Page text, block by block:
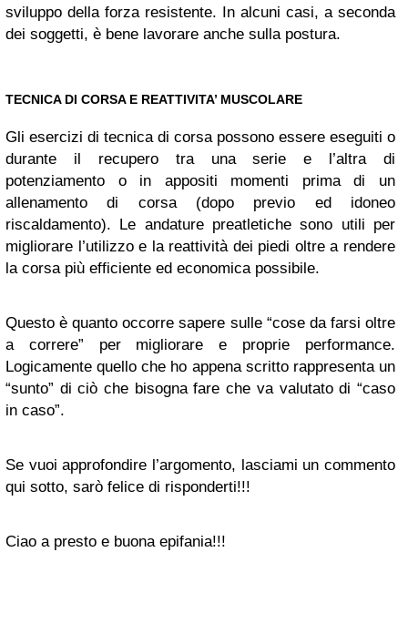
sviluppo della forza resistente. In alcuni casi, a seconda
dei soggetti, è bene lavorare anche sulla postura.
TECNICA DI CORSA E REATTIVITA’ MUSCOLARE
Gli esercizi di tecnica di corsa possono essere eseguiti o
durante il recupero tra una serie e l’altra di
potenziamento o in appositi momenti prima di un
allenamento di corsa (dopo previo ed idoneo
riscaldamento). Le andature preatletiche sono utili per
migliorare l’utilizzo e la reattività dei piedi oltre a rendere
la corsa più efficiente ed economica possibile.
Questo è quanto occorre sapere sulle “cose da farsi oltre
a correre” per migliorare e proprie performance.
Logicamente quello che ho appena scritto rappresenta un
“sunto” di ciò che bisogna fare che va valutato di “caso
in caso”.
Se vuoi approfondire l’argomento, lasciami un commento
qui sotto, sarò felice di risponderti!!!
Ciao a presto e buona epifania!!!